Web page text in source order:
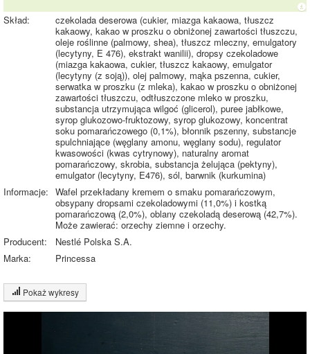
Skład:
czekolada deserowa (cukier, miazga kakaowa, tłuszcz
kakaowy, kakao w proszku o obniżonej zawartości tłuszczu,
oleje roślinne (palmowy, shea), tłuszcz mleczny, emulgatory
(lecytyny, E 476), ekstrakt wanilii), dropsy czekoladowe
(miazga kakaowa, cukier, tłuszcz kakaowy, emulgator
(lecytyny (z soją)), olej palmowy, mąka pszenna, cukier,
serwatka w proszku (z mleka), kakao w proszku o obniżonej
zawartości tłuszczu, odtłuszczone mleko w proszku,
substancja utrzymująca wilgoć (glicerol), puree jabłkowe,
syrop glukozowo-fruktozowy, syrop glukozowy, koncentrat
soku pomarańczowego (0,1%), błonnik pszenny, substancje
spulchniające (węglany amonu, węglany sodu), regulator
kwasowości (kwas cytrynowy), naturalny aromat
pomarańczowy, skrobia, substancja żelująca (pektyny),
emulgator (lecytyny, E476), sól, barwnik (kurkumina)
Informacje: Wafel przekładany kremem o smaku pomarańczowym,
obsypany dropsami czekoladowymi (11,0%) i kostką
pomarańczową (2,0%), oblany czekoladą deserową (42,7%).
Może zawierać: orzechy ziemne i orzechy.
Producent:
Nestlé Polska S.A.
Marka:
Princessa
Pokaż wykresy
Wykres składu produktu